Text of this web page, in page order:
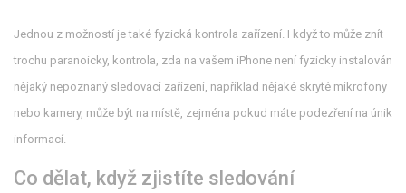
Jednou z možností je také fyzická kontrola zařízení. I když to může znít
trochu paranoicky, kontrola, zda na vašem iPhone není fyzicky instalován
nějaký nepoznaný sledovací zařízení, například nějaké skryté mikrofony
nebo kamery, může být na místě, zejména pokud máte podezření na únik
informací.
Co dělat, když zjistíte sledování